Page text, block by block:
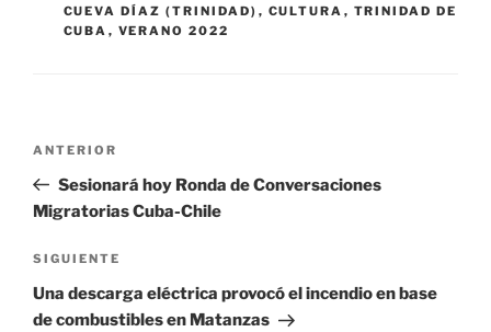
CUEVA DÍAZ (TRINIDAD) , CULTURA , TRINIDAD DE
CUBA , VERANO 2022
Navegación
entradas
Entrada
anterior:
ANTERIOR
Sesionará hoy Ronda de Conversaciones
Migratorias Cuba-Chile
Siguiente
entrada
SIGUIENTE
Una descarga eléctrica provocó el incendio en base
de combustibles en Matanzas